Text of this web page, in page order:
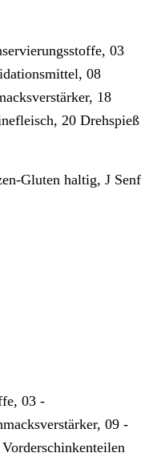
03
08
18
20 Drehspieß
Gluten haltig, J Senf
03 -
09 -